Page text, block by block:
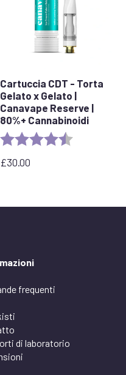
Cartuccia CDT - Torta
Gelato x Gelato |
Canavape Reserve |
80%+ Cannabinoidi
Rating: 4.6 out of 5
£30.00
frequenti
di laboratorio